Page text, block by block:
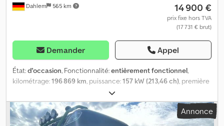
Dahlem 565 km 14 900 €
prix fixe hors TVA
(17 731 € brut)
Demander Appel
État:d'occasion, Fonctionnalité:entièrement fonctionnel,
kilométrage:196 869 km, puissance:157 kW (213,46 ch), première
, type de carburant:
6 485 kg, poids maximal de charge:5 505 kg, poids total:11 990
kg, dimension des pneus:245/70 R17,5, configuration d'essieux:
4x2, carburant:diesel frein moteur , couleur: blanc, cabine
Annonce